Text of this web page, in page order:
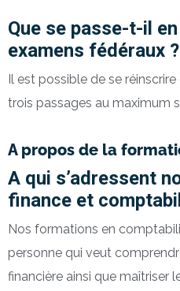
Que se passe-t-il
examens fédéraux ?
Il est possible de se
trois passages au maximum
A propos de la
A qui s’adressent
finance et
Nos formations en
personne qui veut
financière ainsi que maîtriser